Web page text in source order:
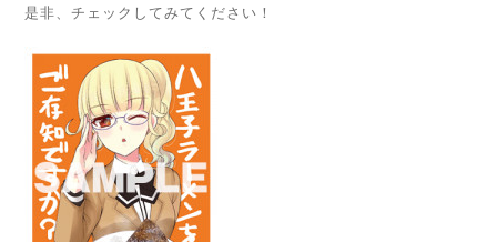
是非、チェックしてみてください！